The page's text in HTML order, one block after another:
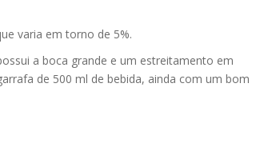
varia em torno de 5%.
a boca grande e um estreitamento em
de 500 ml de bebida, ainda com um bom